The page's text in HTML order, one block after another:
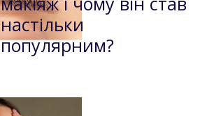
настільки
популярним?